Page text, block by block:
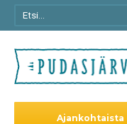
Ajankohtaista